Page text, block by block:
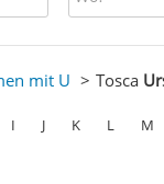
mit U Tosca
I J K L M